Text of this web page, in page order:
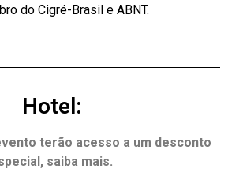
do Cigré-Brasil e ABNT.
Hotel:
terão acesso a um desconto
saiba mais.